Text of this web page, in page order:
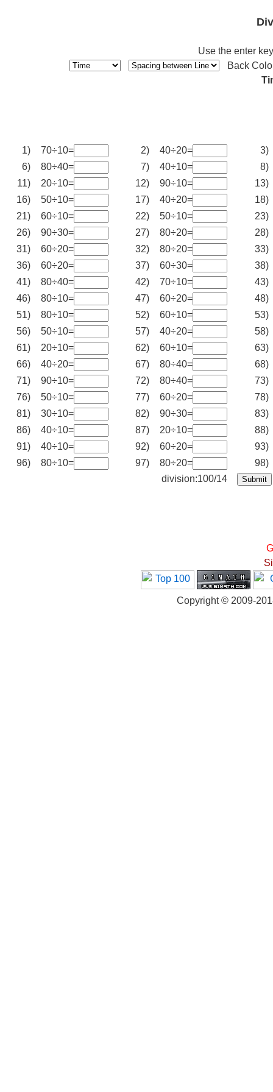
Use the enter
Back
1) 70÷10= 2) 40÷20=
3)
6)
80÷40= 7) 40÷10=
8)
11)
20÷10= 12) 90÷10=
13)
16)
50÷10= 17) 40÷20=
18)
21)
60÷10= 22) 50÷10=
23)
26)
90÷30= 27) 80÷20=
28)
31)
60÷20= 32) 80÷20=
33)
36)
60÷20= 37) 60÷30=
38)
41)
80÷40= 42) 70÷10=
43)
46)
80÷10= 47) 60÷20=
48)
51)
80÷10= 52) 60÷10=
53)
56)
50÷10= 57) 40÷20=
58)
61)
20÷10= 62) 60÷10=
63)
66)
40÷20= 67) 80÷40=
68)
71)
90÷10= 72) 80÷40=
73)
76)
50÷10= 77) 60÷20=
78)
81)
30÷10= 82) 90÷30=
83)
86)
40÷10= 87) 20÷10=
88)
91)
40÷10= 92) 60÷20=
93)
96)
80÷10= 97) 80÷20=
98)
division:100/14
Copyright © 2009-